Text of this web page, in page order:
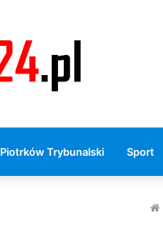
Piotrków Trybunalski Sport